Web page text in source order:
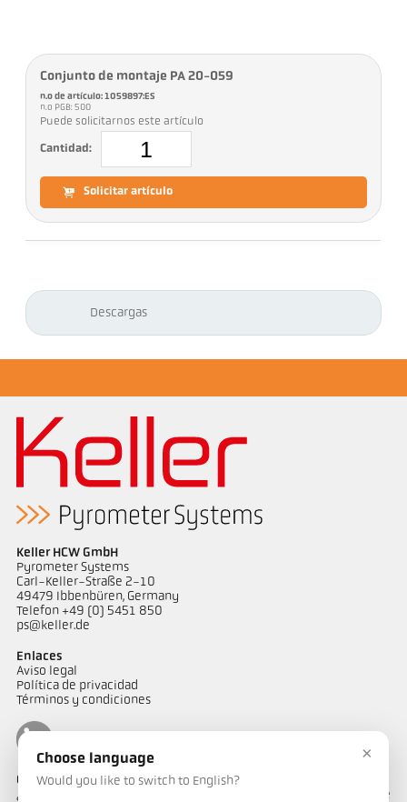
Conjunto de montaje PA 20-059
n.o de artículo: 1059897:ES
n.o PGB: 500
Puede solicitarnos este artículo
Cantidad:
Solicitar artículo
Descargas
Keller HCW GmbH
Pyrometer Systems
Carl-Keller-Straße 2-10
49479 Ibbenbüren, Germany
Telefon +49 (0) 5451 850
ps@keller.de
Enlaces
Aviso legal
Política de privacidad
Términos y condiciones
Contactos
¿Tiene alguna pregunta sobre nuestras soluciones de medición de
×
Choose language
Would you like to switch to English?